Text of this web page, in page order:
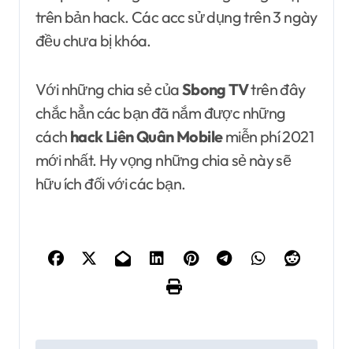
trên bản hack. Các acc sử dụng trên 3 ngày
đều chưa bị khóa.
Với những chia sẻ củaSbong TVtrên đây
chắc hẳn các bạn đã nắm được những
cách hack Liên Quân Mobilemiễn phí 2021
mới nhất. Hy vọng những chia sẻ này sẽ
hữu ích đối với các bạn.